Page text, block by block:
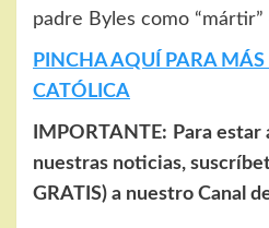
padre Byles como “mártir”
PINCHA AQUÍ PARA
CATÓLICA
IMPORTANTE: Para estar
nuestras noticias,
GRATIS) a nuestro Canal